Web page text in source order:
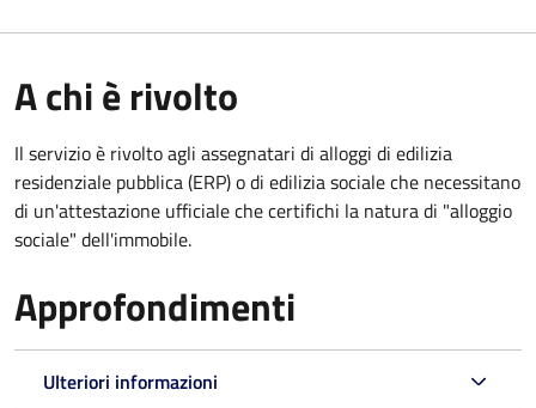
A chi è rivolto
Il servizio è rivolto agli assegnatari di alloggi di edilizia
residenziale pubblica (ERP) o di edilizia sociale che necessitano
di un'attestazione ufficiale che certifichi la natura di "alloggio
sociale" dell'immobile.
Approfondimenti
Ulteriori informazioni